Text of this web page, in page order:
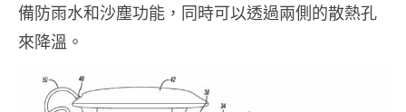
備防雨水和沙塵功能，同時可以透過兩側的散熱孔
來降溫。